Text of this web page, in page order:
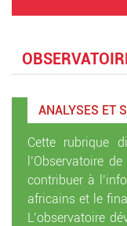
ANALYSES ET
Cette rubrique
l’Observatoire
contribuer à
africains et le
L’observatoire